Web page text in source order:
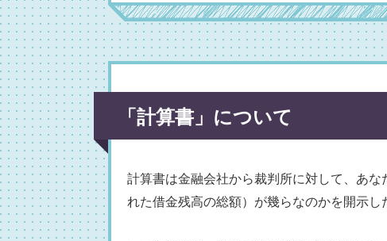
「計算書」について
計算書は金融会社から裁判所に対して、あ
れた借金残高の総額）が幾らなのかを開示し